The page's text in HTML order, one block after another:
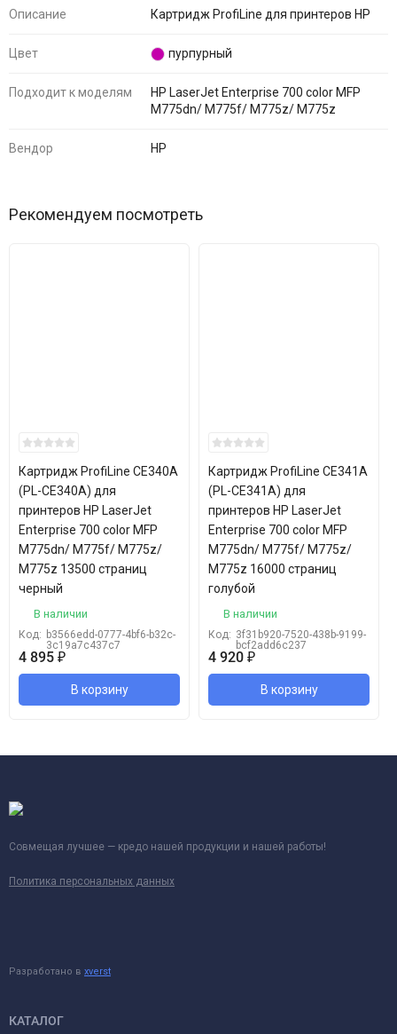
Описание Картридж ProfiLine для принтеров HP
Цвет пурпурный
Подходит к моделям
HP LaserJet Enterprise 700 color MFP
M775dn/ M775f/ M775z/ M775z
Вендор HP
Рекомендуем посмотреть
Картридж ProfiLine CE340A
(PL-CE340A) для
принтеров HP LaserJet
Enterprise 700 color MFP
M775dn/ M775f/ M775z/
M775z 13500 страниц
черный
В наличии
Код: b3566edd-0777-4bf6-b32c-
3c19a7c437c7
4 895 ₽
В корзину
Картридж ProfiLine CE341A
(PL-CE341A) для
принтеров HP LaserJet
Enterprise 700 color MFP
M775dn/ M775f/ M775z/
M775z 16000 страниц
голубой
В наличии
Код: 3f31b920-7520-438b-9199-
bcf2add6c237
4 920 ₽
В корзину
Совмещая лучшее — кредо нашей продукции и нашей работы!
Политика персональных данных
Разработано в xverst
КАТАЛОГ